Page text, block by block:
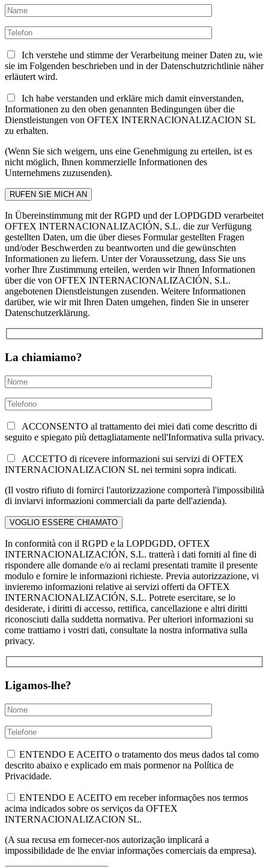
Ich verstehe und stimme der Verarbeitung meiner Daten zu, wie
sie im Folgenden beschrieben und in der Datenschutzrichtlinie näher
erläutert wird.
Ich habe verstanden und erkläre mich damit einverstanden,
Informationen zu den oben genannten Bedingungen über die
Dienstleistungen von OFTEX INTERNACIONALIZACION SL
zu erhalten.
(Wenn Sie sich weigern, uns eine Genehmigung zu erteilen, ist es
nicht möglich, Ihnen kommerzielle Informationen des
Unternehmens zuzusenden).
In Übereinstimmung mit der RGPD und der LOPDGDD verarbeitet
OFTEX INTERNACIONALIZACIÓN, S.L. die zur Verfügung
gestellten Daten, um die über dieses Formular gestellten Fragen
und/oder Beschwerden zu beantworten und die gewünschten
Informationen zu liefern. Unter der Voraussetzung, dass Sie uns
vorher Ihre Zustimmung erteilen, werden wir Ihnen Informationen
über die von OFTEX INTERNACIONALIZACIÓN, S.L.
angebotenen Dienstleistungen zusenden. Weitere Informationen
darüber, wie wir mit Ihren Daten umgehen, finden Sie in unserer
Datenschutzerklärung.
La chiamiamo?
ACCONSENTO al trattamento dei miei dati come descritto di
seguito e spiegato più dettagliatamente nell'Informativa sulla privacy.
ACCETTO di ricevere informazioni sui servizi di OFTEX
INTERNACIONALIZACION SL nei termini sopra indicati.
(Il vostro rifiuto di fornirci l'autorizzazione comporterà l'impossibilità
di inviarvi informazioni commerciali da parte dell'azienda).
In conformità con il RGPD e la LOPDGDD, OFTEX
INTERNACIONALIZACIÓN, S.L. tratterà i dati forniti al fine di
rispondere alle domande e/o ai reclami presentati tramite il presente
modulo e fornire le informazioni richieste. Previa autorizzazione, vi
invieremo informazioni relative ai servizi offerti da OFTEX
INTERNACIONALIZACIÓN, S.L. Potrete esercitare, se lo
desiderate, i diritti di accesso, rettifica, cancellazione e altri diritti
riconosciuti dalla suddetta normativa. Per ulteriori informazioni su
come trattiamo i vostri dati, consultate la nostra informativa sulla
privacy.
Ligamos-lhe?
ENTENDO E ACEITO o tratamento dos meus dados tal como
descrito abaixo e explicado em mais pormenor na Política de
Privacidade.
ENTENDO E ACEITO em receber informações nos termos
acima indicados sobre os serviços da OFTEX
INTERNACIONALIZACION SL.
(A sua recusa em fornecer-nos autorização implicará a
impossibilidade de lhe enviar informações comerciais da empresa).